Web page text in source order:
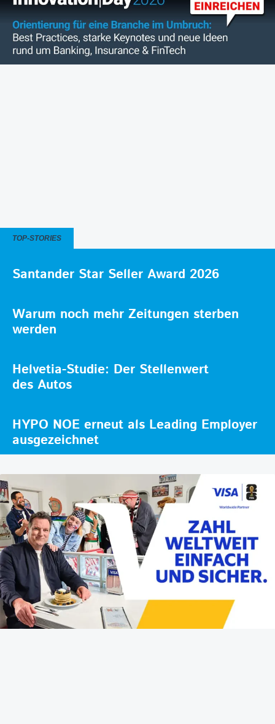
TOP-STORIES
Santander Star Seller Award 2026
Warum noch mehr Zeitungen sterben
werden
Helvetia-Studie: Der Stellenwert
des Autos
HYPO NOE erneut als Leading Employer
ausgezeichnet